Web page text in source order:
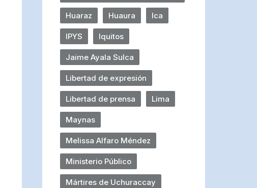
Huaraz Huaura Ica
IPYS Iquitos
Jaime Ayala Sulca
Libertad de expresión
Libertad de prensa Lima
Maynas
Melissa Alfaro Méndez
Ministerio Público
Mártires de Uchuraccay